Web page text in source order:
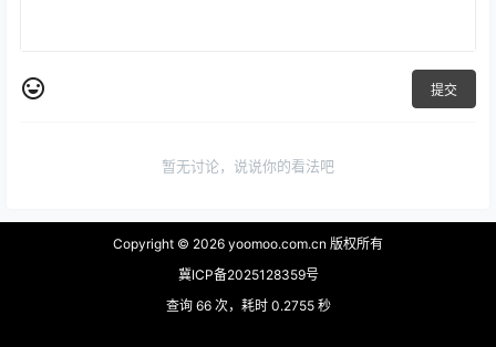
提交
暂无讨论，说说你的看法吧
Copyright © 2026 yoomoo.com.cn 版权所有
冀ICP备2025128359号
查询 66 次，耗时 0.2755 秒